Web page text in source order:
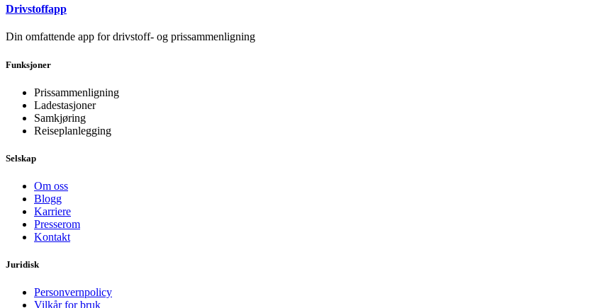
Drivstoffapp
Din omfattende app for drivstoff- og prissammenligning
Funksjoner
Prissammenligning
Ladestasjoner
Samkjøring
Reiseplanlegging
Selskap
Om oss
Blogg
Karriere
Presserom
Kontakt
Juridisk
Personvernpolicy
Vilkår for bruk